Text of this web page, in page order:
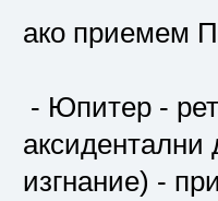
ако приемем
- Юпитер -
аксидентални
изгнание) -